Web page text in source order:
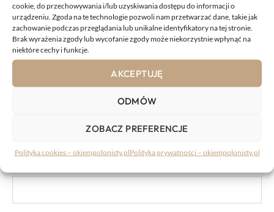
cookie, do przechowywania i/lub uzyskiwania dostępu do informacji o
urządzeniu. Zgoda na te technologie pozwoli nam przetwarzać dane, takie jak
zachowanie podczas przeglądania lub unikalne identyfikatory na tej stronie.
Brak wyrażenia zgody lub wycofanie zgody może niekorzystnie wpłynąć na
niektóre cechy i funkcje.
AKCEPTUJĘ
ODMÓW
ZOBACZ PREFERENCJE
Polityka cookies – okiempolonisty.plPolityka prywatności – okiempolonisty.pl